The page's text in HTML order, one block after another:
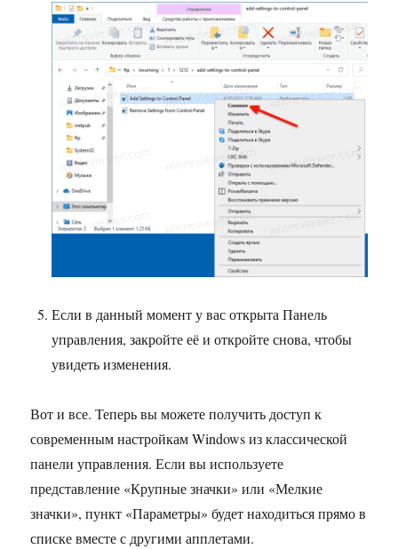
Если в данный момент у вас открыта Панель
управления, закройте её и откройте снова, чтобы
увидеть изменения.
Вот и все. Теперь вы можете получить доступ к
современным настройкам Windows из классической
панели управления. Если вы используете
представление «Крупные значки» или «Мелкие
значки», пункт «Параметры» будет находиться прямо в
списке вместе с другими апплетами.